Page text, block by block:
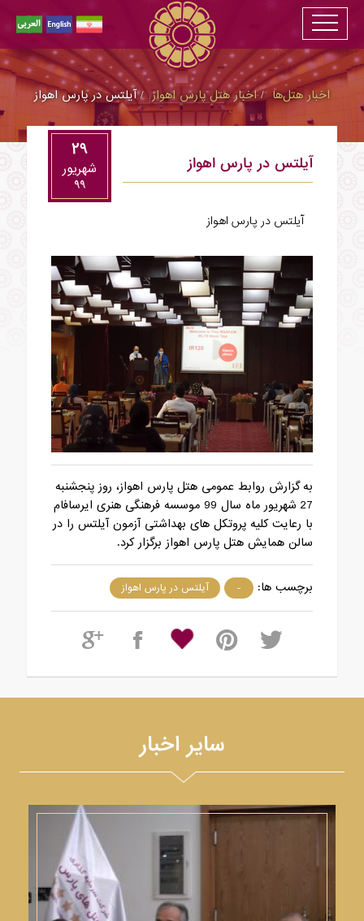
اخبار هتل‌ها اخبار هتل پارس اهواز آیلتس در پارس اهواز
آیلتس در پارس اهواز
۲۹
شهريور
۹۹
آیلتس در پارس اهواز
به گزارش روابط عمومی هتل پارس اهواز، روز پنجشنبه
27 شهریور ماه سال 99 موسسه فرهنگی هنری ایرسافام
با رعایت کلیه پروتکل های بهداشتی آزمون آیلتس را در
سالن همایش هتل پارس اهواز برگزار کرد.
برچسب ها: - آیلتس در پارس اهواز
سایر اخبار